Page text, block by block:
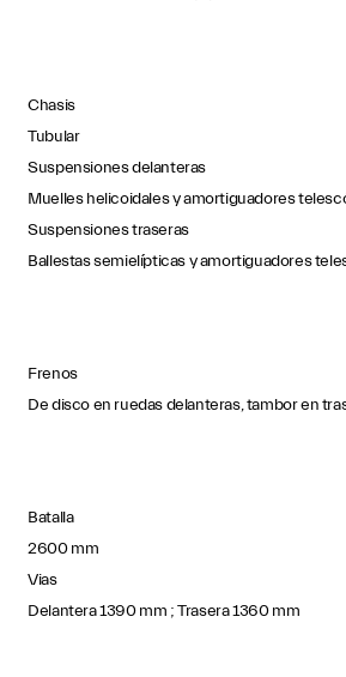
Chasis
Tubular
Suspensiones delanteras
Muelles helicoidales y amortiguadores
Suspensiones traseras
Ballestas semielípticas y amortiguadores
Frenos
De disco en ruedas delanteras, tambor en
Batalla
2600 mm
Vias
Delantera 1390 mm ; Trasera 1360 mm